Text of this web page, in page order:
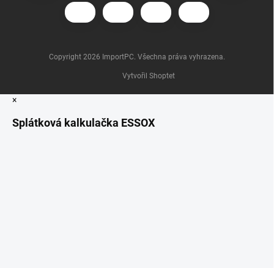
Vytvořil Shoptet
Copyright 2026 ImportPC. Všechna práva vyhrazena.
×
Splátková kalkulačka ESSOX